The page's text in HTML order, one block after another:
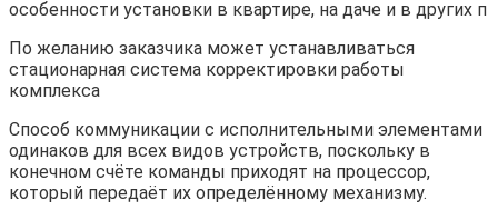
По желанию заказчика может устанавливаться
стационарная система корректировки работы
комплекса
Способ коммуникации с исполнительными элементами
одинаков для всех видов устройств, поскольку в
конечном счёте команды приходят на процессор,
который передаёт их определённому механизму.